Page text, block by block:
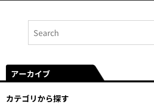
アーカイブ
カテゴリから探す